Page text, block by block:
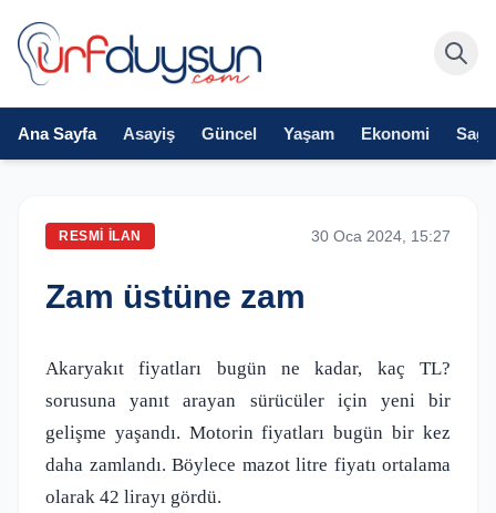
Ana Sayfa Asayiş Güncel Yaşam Ekonomi
RESMI İLAN 30 Oca 2024, 15:27
Zam üstüne zam
Akaryakıt fiyatları bugün ne kadar, kaç TL?
sorusuna yanıt arayan sürücüler için yeni bir
gelişme yaşandı. Motorin fiyatları bugün bir kez
daha zamlandı. Böylece mazot litre fiyatı ortalama
olarak 42 lirayı gördü.